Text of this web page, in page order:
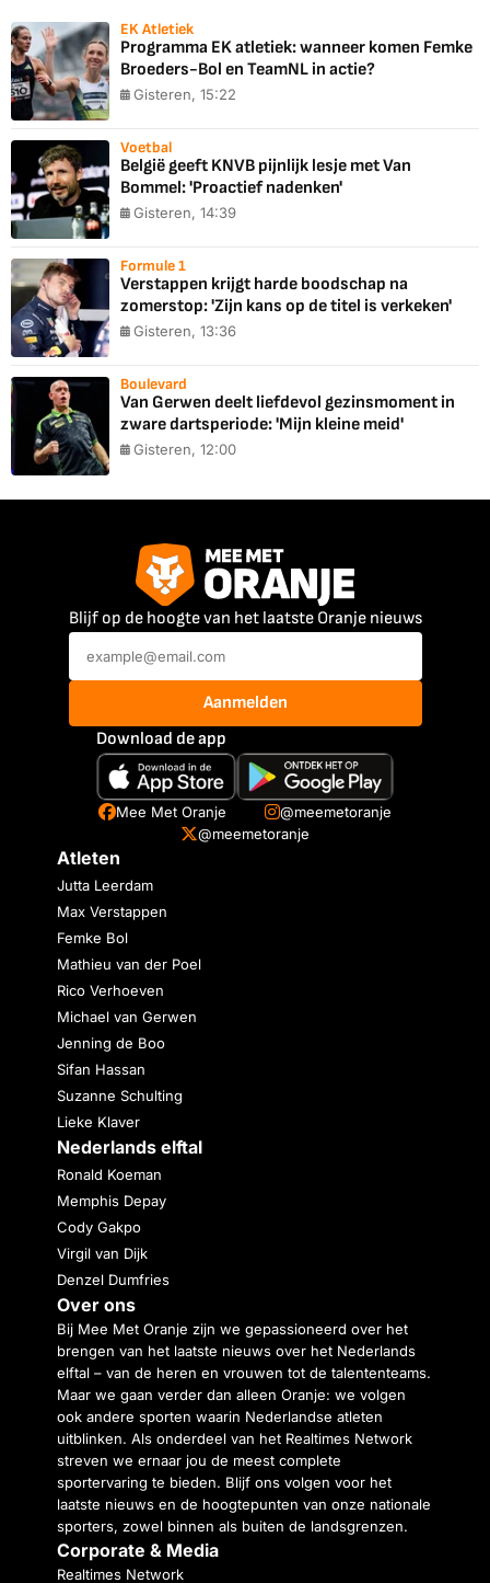
EK Atletiek
Programma EK atletiek: wanneer komen Femke
Broeders-Bol en TeamNL in actie?
Gisteren, 15:22
Voetbal
België geeft KNVB pijnlijk lesje met Van
Bommel: 'Proactief nadenken'
Gisteren, 14:39
Formule 1
Verstappen krijgt harde boodschap na
zomerstop: 'Zijn kans op de titel is verkeken'
Gisteren, 13:36
Boulevard
Van Gerwen deelt liefdevol gezinsmoment in
zware dartsperiode: 'Mijn kleine meid'
Gisteren, 12:00
Blijf op de hoogte van het laatste Oranje nieuws
Aanmelden
Download de app
Mee Met Oranje
@meemetoranje
@meemetoranje
Atleten
Jutta Leerdam
Max Verstappen
Femke Bol
Mathieu van der Poel
Rico Verhoeven
Michael van Gerwen
Jenning de Boo
Sifan Hassan
Suzanne Schulting
Lieke Klaver
Nederlands elftal
Ronald Koeman
Memphis Depay
Cody Gakpo
Virgil van Dijk
Denzel Dumfries
Over ons
Bij Mee Met Oranje zijn we gepassioneerd over het
brengen van het laatste nieuws over het Nederlands
elftal – van de heren en vrouwen tot de talententeams.
Maar we gaan verder dan alleen Oranje: we volgen
ook andere sporten waarin Nederlandse atleten
uitblinken. Als onderdeel van het Realtimes Network
streven we ernaar jou de meest complete
sportervaring te bieden. Blijf ons volgen voor het
laatste nieuws en de hoogtepunten van onze nationale
sporters, zowel binnen als buiten de landsgrenzen.
Corporate & Media
Realtimes Network